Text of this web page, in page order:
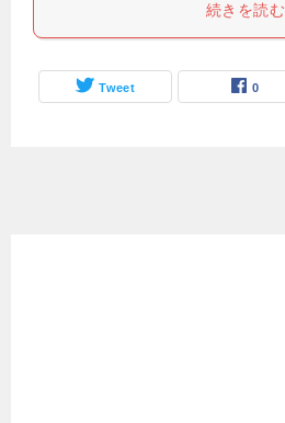
続きを読む
Tweet 0